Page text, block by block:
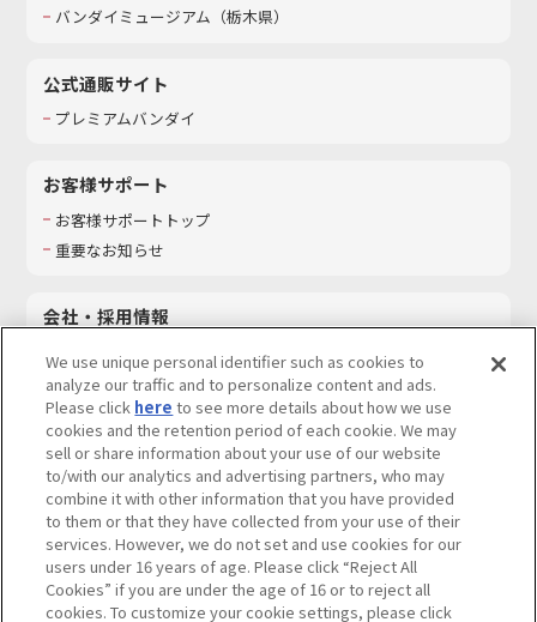
バンダイミュージアム（栃木県）
公式通販サイト
プレミアムバンダイ
お客様サポート
お客様サポートトップ
重要なお知らせ
会社・採用情報
採用情報
サステナビリティ
お問い合わせ
ウェブサイトご利用条件 ソーシャルメディアポリシー
個人情報及び特定個人情報等の取り扱いに関する保護方針
We use unique personal identifier such as cookies to
analyze our traffic and to personalize content and ads.
Please click here to see more details about how we use
cookies and the retention period of each cookie. We may
sell or share information about your use of our website
to/with our analytics and advertising partners, who may
combine it with other information that you have provided
to them or that they have collected from your use of their
services. However, we do not set and use cookies for our
users under 16 years of age. Please click “Reject All
Cookies” if you are under the age of 16 or to reject all
cookies. To customize your cookie settings, please click